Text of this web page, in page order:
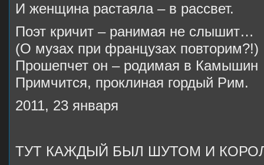
И женщина растаяла – в рассвет.
Поэт кричит – ранимая не слышит…
(О музах при французах повторим?!)
Прошепчет он – родимая в Камышин
Примчится, проклиная гордый Рим.
2011, 23 января
ТУТ КАЖДЫЙ БЫЛ ШУТОМ И